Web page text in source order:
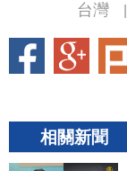
台灣
相關新聞